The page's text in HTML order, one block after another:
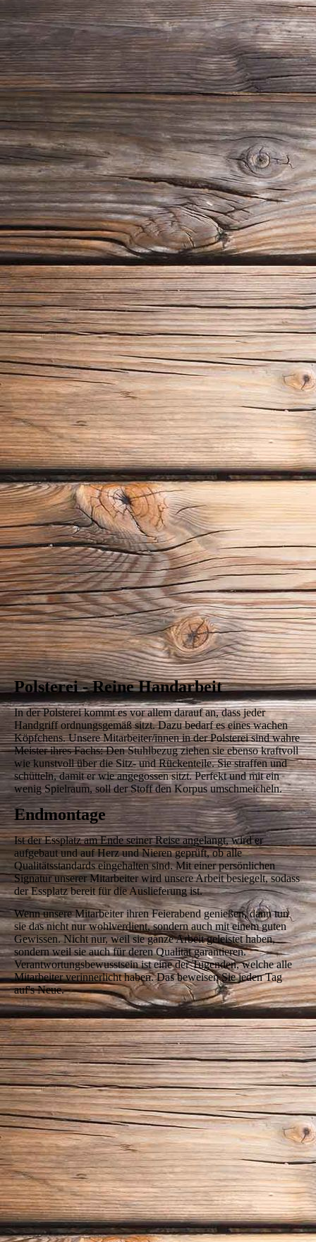
pexels-pixabay-236748
pexels-pixabay-259756
Polsterei - Reine Handarbeit
In der Polsterei kommt es vor allem darauf an, dass jeder
Handgriff ordnungsgemäß sitzt. Dazu bedarf es eines wachen
Köpfchens. Unsere Mitarbeiter/­innen in der Polsterei sind wahre
Meister ihres Fachs: Den Stuhlbezug ziehen sie ebenso kraftvoll
wie kunstvoll über die Sitz- und Rückenteile. Sie straffen und
schütteln, damit er wie angegossen sitzt. Perfekt und mit ein
wenig Spielraum, soll der Stoff den Korpus umschmeicheln.
Endmontage
Ist der Essplatz am Ende seiner Reise angelangt, wird er
aufgebaut und auf Herz und Nieren geprüft, ob alle
Qualitätsstandards eingehalten sind. Mit einer persönlichen
Signatur unserer Mitarbeiter wird unsere Arbeit besiegelt, sodass
der Essplatz bereit für die Auslieferung ist.
Wenn unsere Mitarbeiter ihren Feierabend genießen, dann tun
sie das nicht nur wohlverdient, sondern auch mit einem guten
Gewissen. Nicht nur, weil sie ganze Arbeit geleistet haben,
sondern weil sie auch für deren Qualität garantieren.
Verantwortungsbewusstsein ist eine der Tugenden, welche alle
Mitarbeiter verinnerlicht haben. Das beweisen Sie jeden Tag
auf's Neue.